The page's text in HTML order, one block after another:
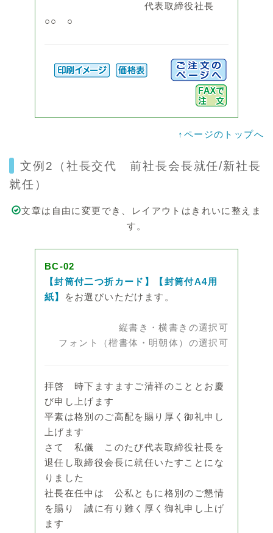
代表取締役社長
○○ ○
↑ページのトップへ
文例2（社長交代 前社長会長就任/新社長
就任）
文章は自由に変更でき、レイアウトはきれいに整えま
す。
BC-02
【封筒付二つ折カード】【封筒付A4用
紙】
をお選びいただけます。
縦書き・横書きの選択可
フォント（楷書体・明朝体）の選択可
拝啓 時下ますますご清祥のこととお慶
び申し上げます
平素は格別のご高配を賜り厚く御礼申し
上げます
さて 私儀 このたび代表取締役社長を
退任し取締役会長に就任いたすことにな
りました
社長在任中は 公私ともに格別のご懇情
を賜り 誠に有り難く厚く御礼申し上げ
ます